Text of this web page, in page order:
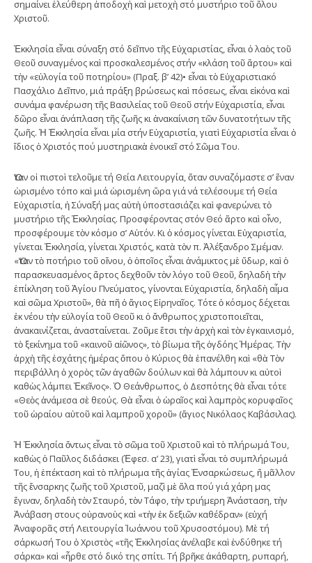
σημαίνει ἐλεύθερη ἀποδοχὴ καὶ μετοχὴ στό μυστήριο τοῦ ὅλου
Χριστοῦ.
Ἐκκλησία εἶναι σύναξη στό δεῖπνο τῆς Εὐχαριστίας, εἶναι ὁ λαὸς τοῦ
Θεοῦ συναγμένος καὶ προσκαλεσμένος στήν «κλάση τοῦ ἄρτου» καὶ
τὴν «εὐλογία τοῦ ποτηρίου» (Πραξ. β’ 42)• εἶναι τὸ Εὐχαριστιακό
Πασχάλιο Δεῖπνο, μιά πράξη βρώσεως καὶ πόσεως, εἶναι εἰκόνα καὶ
συνάμα φανέρωση τῆς Βασιλείας τοῦ Θεοῦ στήν Εὐχαριστία, εἶναι
δῶρο εἶναι ἀνάπλαση τῆς ζωῆς κι ἀνακαίνιση τῶν δυνατοτήτων τῆς
ζωῆς. Ἡ Ἐκκλησία εἶναι μία στήν Εὐχαριστία, γιατὶ Εὐχαριστία εἶναι ὁ
ἴδιος ὁ Χριστός πού μυστηριακὰ ἐνοικεῖ στό Σῶμα Του.
Ὅταν οἱ πιστοὶ τελοῦμε τή Θεία Λειτουργία, ὅταν συναζόμαστε σ’ ἕναν
ὡρισμένο τόπο καὶ μιά ὡρισμένη ὥρα γιά νά τελέσουμε τή Θεία
Εὐχαριστία, ἡ Σύναξή μας αὐτὴ ὑποστασιάζει καὶ φανερώνει τὸ
μυστήριο τῆς Ἐκκλησίας. Προσφέροντας στόν Θεό ἄρτο καὶ οἶνο,
προσφέρουμε τὸν κόσμο σ’ Αὐτόν. Κι ὁ κόσμος γίνεται Εὐχαριστία,
γίνεται Ἐκκλησία, γίνεται Χριστός, κατὰ τὸν π. Ἀλέξανδρο Σμέμαν.
«Ὅταν τὸ ποτήριο τοῦ οἴνου, ὁ ὁποῖος εἶναι ἀνάμικτος μὲ ὕδωρ, καὶ ὁ
παρασκευασμένος ἄρτος δεχθοῦν τὸν λόγο τοῦ Θεοῦ, δηλαδὴ τὴν
ἐπίκληση τοῦ Ἁγίου Πνεύματος, γίνονται Εὐχαριστία, δηλαδὴ αἷμα
καὶ σῶμα Χριστοῦ», θὰ πῆ ὁ ἅγιος Εἰρηναῖος. Τότε ὁ κόσμος δέχεται
ἐκ νέου τὴν εὐλογία τοῦ Θεοῦ κι ὁ ἄνθρωπος χριστοποιεῖται,
ἀνακαινίζεται, ἀνασταίνεται. Ζοῦμε ἔτσι τὴν ἀρχὴ καὶ τὸν ἐγκαινισμό,
τὸ ξεκίνημα τοῦ «καινοῦ αἰῶνος», τὸ βίωμα τῆς ὀγδόης Ἡμέρας. Τὴν
ἀρχὴ τῆς ἐσχάτης ἡμέρας ὅπου ὁ Κύριος θὰ ἐπανέλθη καὶ «θὰ Τὸν
περιβάλλη ὁ χορὸς τῶν ἀγαθῶν δούλων καὶ θὰ λάμπουν κι αὐτοὶ
καθὼς λάμπει Ἐκεῖνος». Ὁ Θεάνθρωπος, ὁ Δεσπότης θὰ εἶναι τότε
«Θεὸς ἀνάμεσα σὲ θεούς. Θὰ εἶναι ὁ ὡραῖος καὶ λαμπρὸς κορυφαῖος
τοῦ ὡραίου αὐτοῦ καὶ λαμπροῦ χοροῦ» (ἅγιος Νικόλαος Καβάσιλας).
Ἡ Ἐκκλησία ὄντως εἶναι τὸ σῶμα τοῦ Χριστοῦ καὶ τὸ πλήρωμά Του,
καθὼς ὁ Παῦλος διδάσκει (Ἐφεσ. α’ 23), γιατὶ εἶναι τὸ συμπλήρωμά
Του, ἡ ἐπέκταση καὶ τὸ πλήρωμα τῆς ἁγίας Ἐνσαρκώσεως, ἤ μᾶλλον
τῆς ἔνσαρκης ζωῆς τοῦ Χριστοῦ, μαζὶ μὲ ὅλα πού γιά χάρη μας
ἔγιναν, δηλαδὴ τὸν Σταυρό, τὸν Τάφο, τὴν τριήμερη Ἀνάσταση, τὴν
Ἀνάβαση στους οὐρανοὺς καὶ «τὴν ἐκ δεξιῶν καθέδραν» (εὐχή
Ἀναφορᾶς στή Λειτουργία Ἰωάννου τοῦ Χρυσοστόμου). Μὲ τή
σάρκωσή Του ὁ Χριστὸς «τῆς Ἐκκλησίας ἀνέλαβε καὶ ἐνδύθηκε τή
σάρκα» καὶ «ἦρθε στό δικό της σπίτι. Τή βρῆκε ἀκάθαρτη, ρυπαρή,